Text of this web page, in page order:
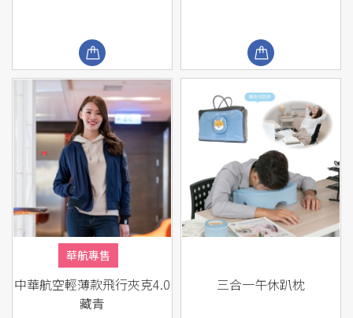
華航專售
中華航空輕薄款飛行夾克4.0
藏青
三合一午休趴枕